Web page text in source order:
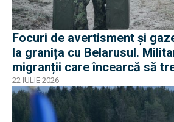
Focuri de avertisment și
la granița cu Belarusul.
migranții care încearcă să
22 IULIE 2026